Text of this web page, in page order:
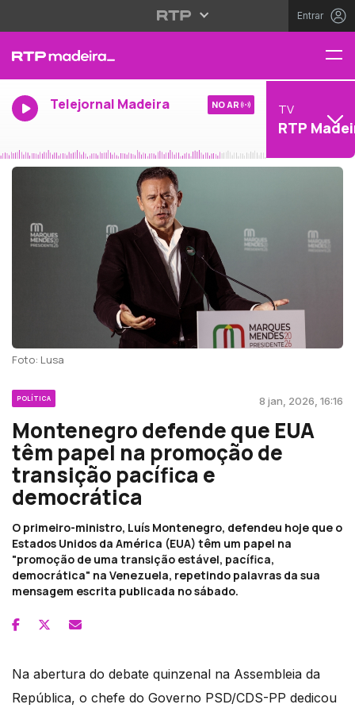
Entrar
Telejornal Madeira NO AR TV
RTP
Foto: Lusa
POLÍTICA 8 jan, 2026, 16:16
Montenegro defende que EUA
têm papel na promoção de
transição pacífica e
democrática
O primeiro-ministro, Luís Montenegro, defendeu hoje que o
Estados Unidos da América (EUA) têm um papel na
"promoção de uma transição estável, pacífica,
democrática" na Venezuela, repetindo palavras da sua
mensagem escrita publicada no sábado.
Na abertura do debate quinzenal na Assembleia da
República, o chefe do Governo PSD/CDS-PP dedicou